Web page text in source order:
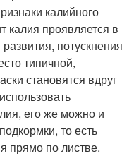
калийного
калия проявляется в
потускнения
типичной,
становятся вдруг
его же можно и
то есть
прямо по листве.